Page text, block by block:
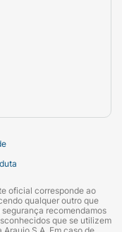
oficial corresponde ao
qualquer outro que
recomendamos
que se utilizem